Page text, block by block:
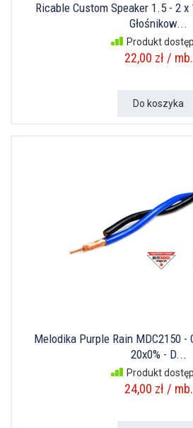
Ricable Custom Speaker 1.5 - 2
Głośnikow...
Produkt
22,00 zł / mb.
Do koszyka
Melodika Purple Rain MDC2150 -
20x0% - D...
Produkt
24,00 zł / mb.